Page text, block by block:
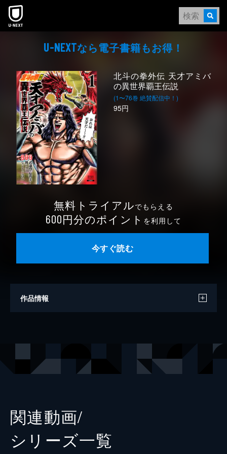
本文へスキップ
U-NEXTなら電⼦書籍もお得！
北斗の拳外伝 天才アミバ
の異世界覇王伝説
(1〜76巻 絶賛配信中！)
95円
無料トライアルでもらえる
600円分のポイント を利用して
今すぐ読む
作品情報
原案
掲載誌 ゼノンコミックス
レーベル ゼノンコミックス
関連動画/
シリーズ⼀覧